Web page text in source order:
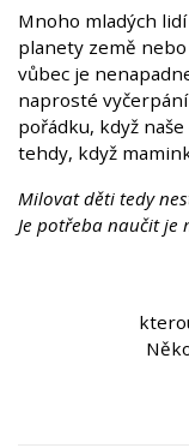
Mnoho mladých
planety země
vůbec je
naprosté
pořádku, když
tehdy, když
Milovat děti tedy
Je potřeba naučit je